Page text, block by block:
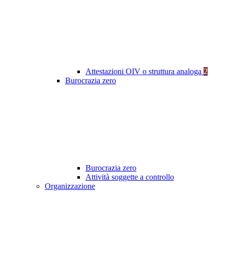
Attestazioni OIV o struttura analoga 2
Burocrazia zero
Burocrazia zero
Attività soggette a controllo
Organizzazione